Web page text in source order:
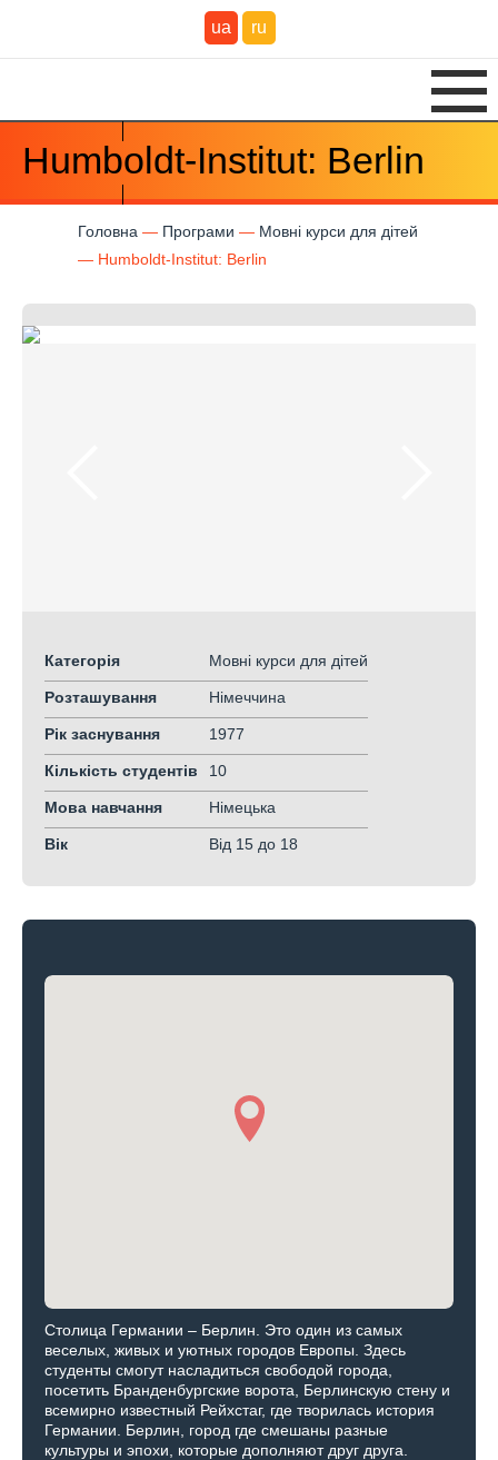
ua ru
Humboldt-Institut: Berlin
Головна Програми
Мовні курси для дітей
Humboldt-Institut: Berlin
Категорія Мовні курси для дітей
Розташування Німеччина
Рік заснування 1977
Кількість студентів 10
Мова навчання Німецька
Вік Від 15 до 18
Cтолица Германии – Берлин. Это один из самых
веселых, живых и уютных городов Европы. Здесь
студенты смогут насладиться свободой города,
посетить Бранденбургские ворота, Берлинскую стену и
всемирно известный Рейхстаг, где творилась история
Германии. Берлин, город где смешаны разные
культуры и эпохи, которые дополняют друг друга.